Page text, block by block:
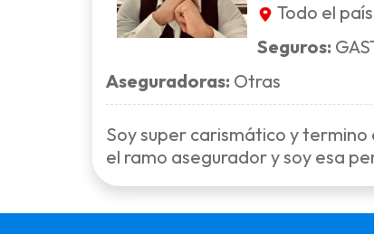
Todo el país
Seguros:
Aseguradoras: Otras
Soy super carismático y
el ramo asegurador y soy esa